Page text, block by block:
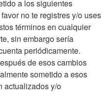
a los siguientes
no te registres y/o uses
términos en cualquier
sin embargo sería
periódicamente.
de esos cambios
sometido a esos
actualizados y/o